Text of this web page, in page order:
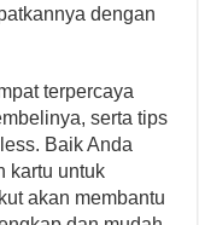
dengan
terpercaya
serta tips
Baik Anda
kartu untuk
akan membantu